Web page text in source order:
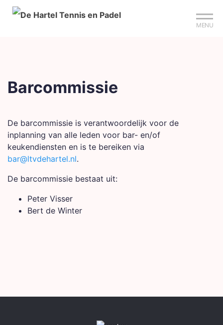
MENU
Barcommissie
De barcommissie is verantwoordelijk voor de
inplanning van alle leden voor bar- en/of
keukendiensten en is te bereiken via
bar@ltvdehartel.nl.
De barcommissie bestaat uit:
Peter Visser
Bert de Winter